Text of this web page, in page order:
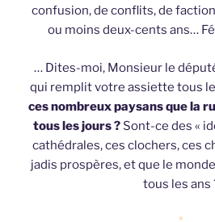
confusion, de conflits, de
ou moins deux-cents ans…
… Dites-moi, Monsieur le
qui remplit votre assiette tous
ces nombreux paysans que la
tous les jours ?Sont-ce des «
cathédrales, ces clochers, ces
jadis prospères, et que le
tous les ans